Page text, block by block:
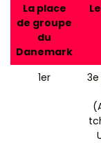
La place
de groupe
du
Danemark
1er